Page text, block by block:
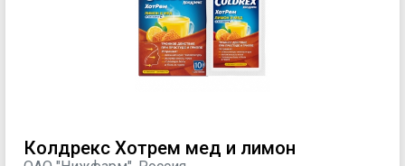
Колдрекс Хотрем мед и лимон